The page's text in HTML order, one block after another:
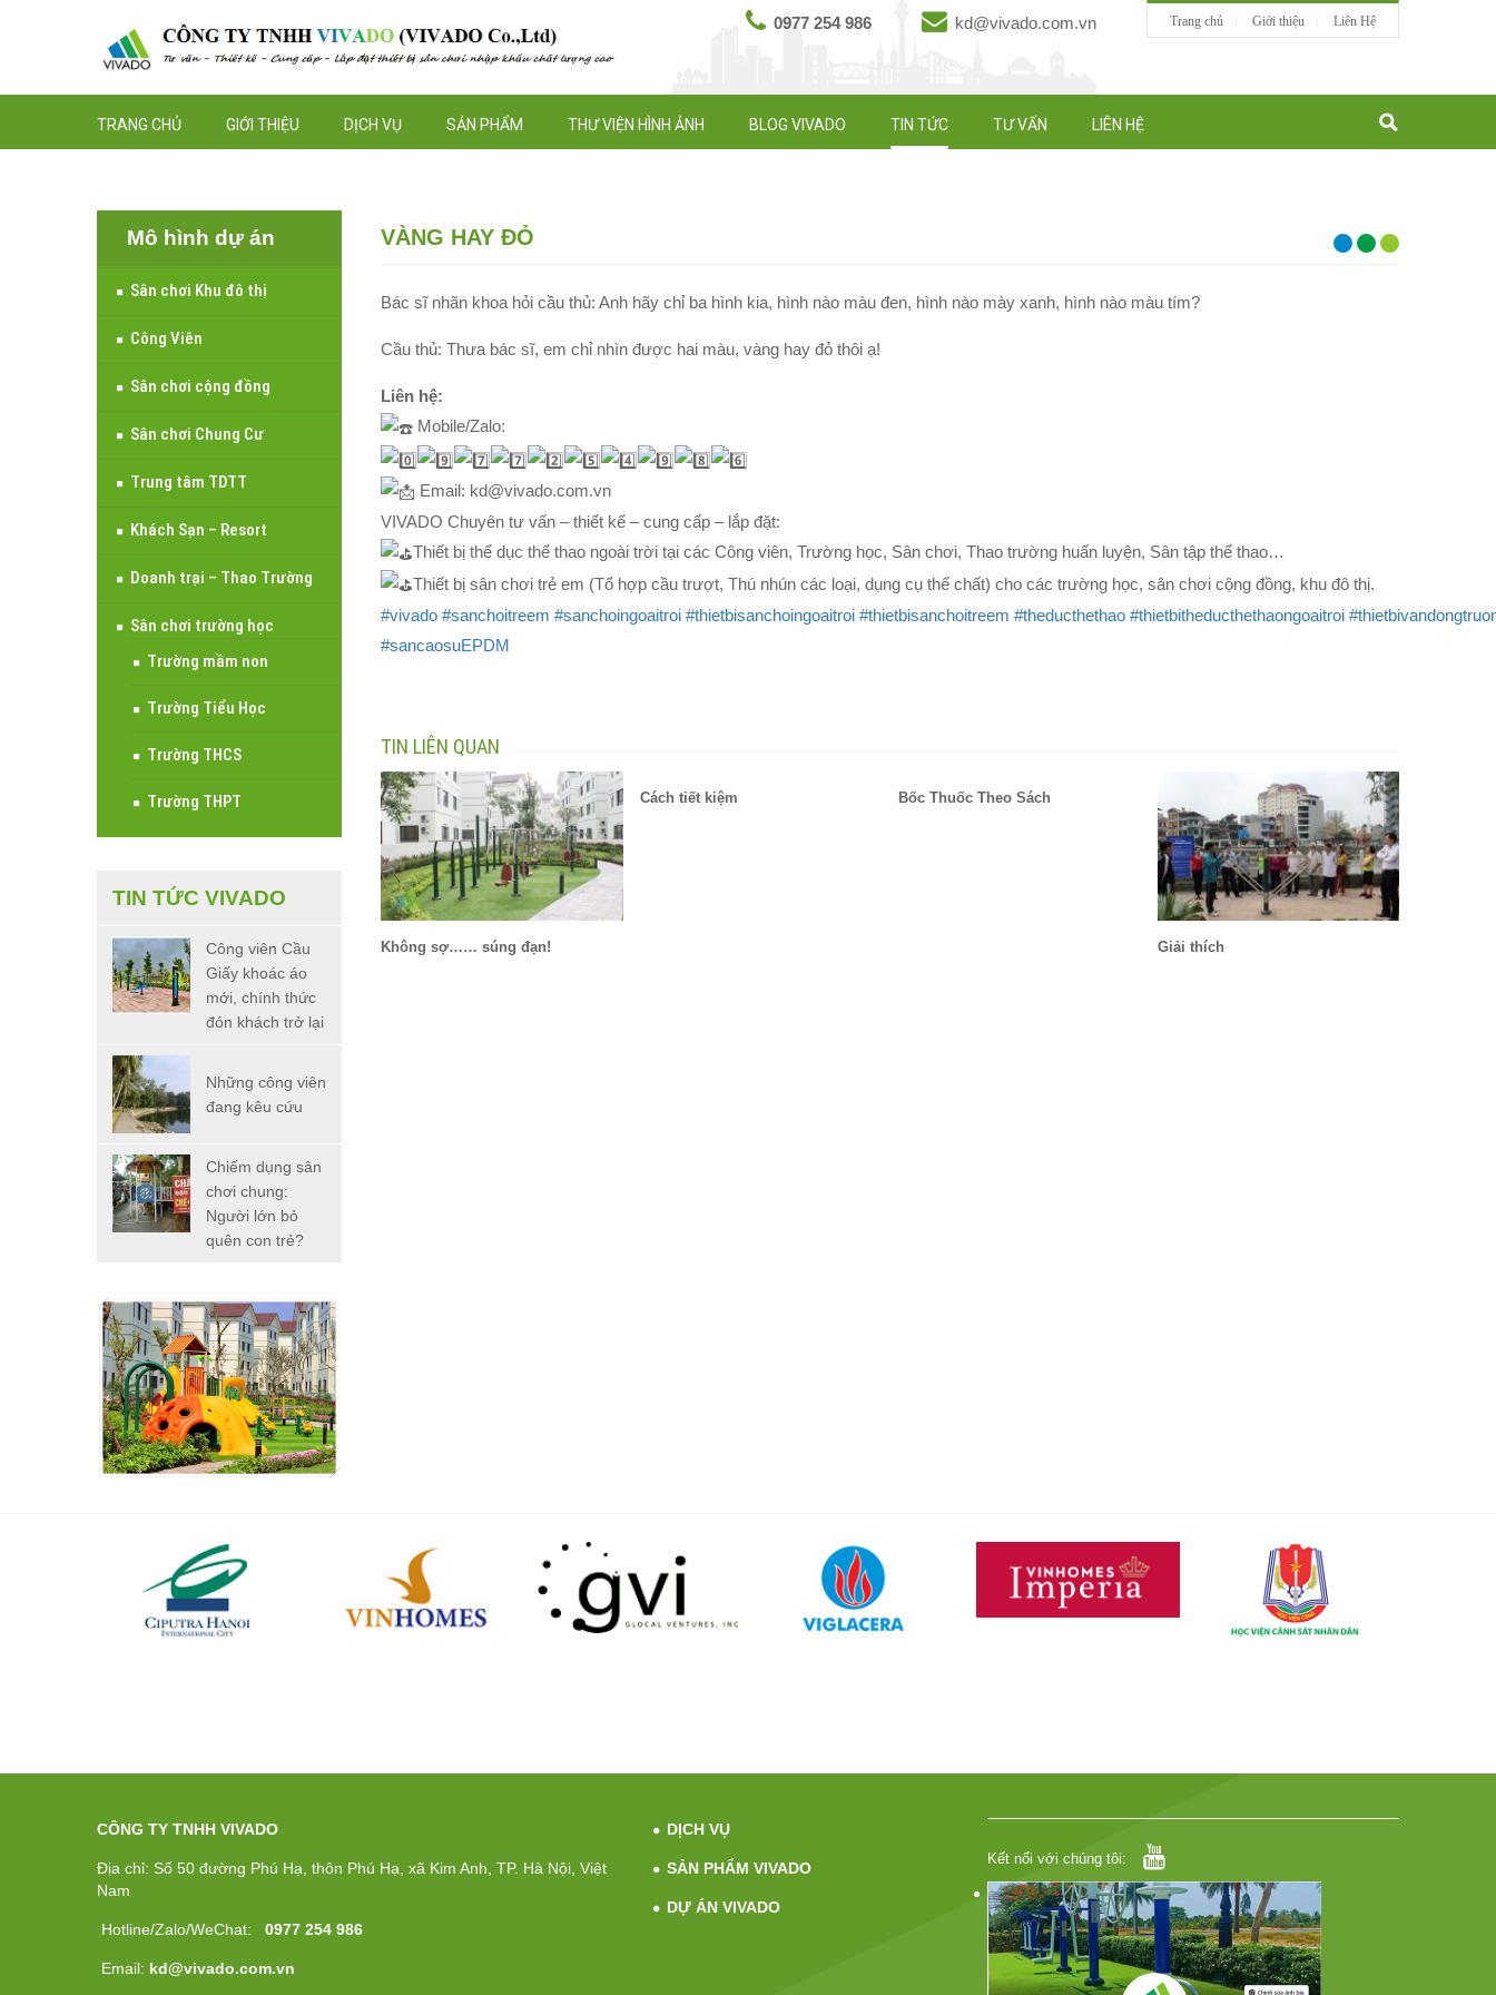
Trang chủ Giới thiệu Liên Hệ
0977 254 986 kd@vivado.com.vn
TRANG CHỦ GIỚI THIỆU DỊCH VỤ SẢN PHẨM THƯ VIỆN HÌNH ẢNH BLOG VIVADO TIN TỨC TƯ VẤN LIÊN HỆ
Mô hình dự án
Sân chơi Khu đô thị
Công Viên
Sân chơi cộng đồng
Sân chơi Chung Cư
Trung tâm TDTT
Khách Sạn – Resort
Doanh trại – Thao Trường
Sân chơi trường học
Trường mầm non
Trường Tiểu Học
Trường THCS
Trường THPT
TIN TỨC VIVADO
Công viên Cầu
Giấy khoác áo
mới, chính thức
đón khách trở lại
Những công viên
đang kêu cứu
Chiếm dụng sân
chơi chung:
Người lớn bỏ
quên con trẻ?
VÀNG HAY ĐỎ
Bác sĩ nhãn khoa hỏi cầu thủ: Anh hãy chỉ ba hình kia, hình nào màu đen, hình nào mày xanh, hình nào màu tím?
Cầu thủ: Thưa bác sĩ, em chỉ nhìn được hai màu, vàng hay đỏ thôi ạ!
Liên hệ:
Mobile/Zalo:
Email: kd@vivado.com.vn
VIVADO Chuyên tư vấn – thiết kế – cung cấp – lắp đặt:
Thiết bị thể dục thể thao ngoài trời tại các Công viên, Trường học, Sân chơi, Thao trường huấn luyện, Sân tập thể thao…
Thiết bị sân chơi trẻ em (Tổ hợp cầu trượt, Thú nhún các loại, dụng cụ thể chất) cho các trường học, sân chơi cộng đồng, khu đô thị.
#vivado #sanchoitreem #sanchoingoaitroi #thietbisanchoingoaitroi #thietbisanchoitreem #theducthethao #thietbitheducthethaongoaitroi
#sancaosuEPDM
TIN LIÊN QUAN
Không sợ…… súng đạn!
Cách tiết kiệm Bốc Thuốc Theo Sách
Giải thích
CÔNG TY TNHH VIVADO
Địa chỉ: Số 50 đường Phú Hạ, thôn Phú Hạ, xã Kim Anh, TP. Hà Nội, Việt
Nam
Hotline/Zalo/WeChat: 0977 254 986
Email: kd@vivado.com.vn
DỊCH VỤ
SẢN PHẨM VIVADO
DỰ ÁN VIVADO
Kết nối với chúng tôi: